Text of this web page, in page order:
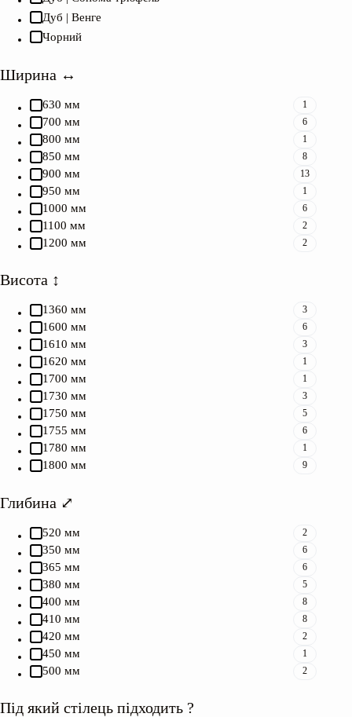
Туалетний столик: для зберігання косметики.
Дуб | Венге
Чорний
Ширина ↔︎
630 мм 1
700 мм 6
800 мм 1
850 мм 8
900 мм 13
950 мм 1
1000 мм 6
1100 мм 2
1200 мм 2
Висота ↕︎
1360 мм 3
1600 мм 6
1610 мм 3
1620 мм 1
1700 мм 1
1730 мм 3
1750 мм 5
1755 мм 6
1780 мм 1
1800 мм 9
Глибина ⤢
520 мм 2
350 мм 6
365 мм 6
380 мм 5
400 мм 8
410 мм 8
420 мм 2
450 мм 1
500 мм 2
Під який стілець підходить ?